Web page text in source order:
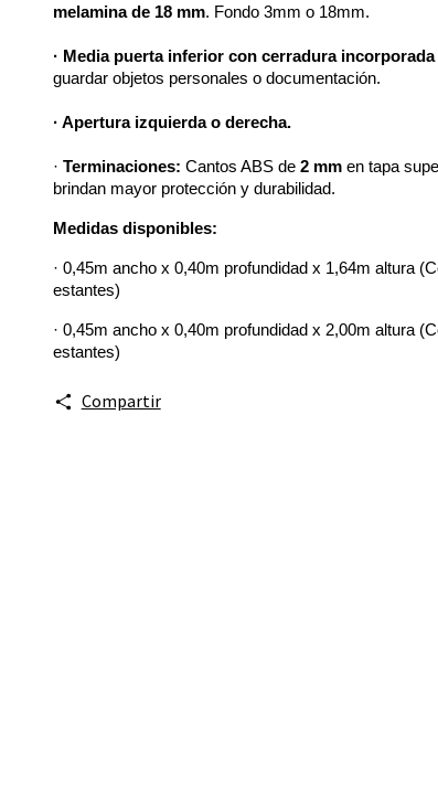
melamina de 18 mm. Fondo 3mm o 18mm.
· Media puerta inferior con cerradura incorporada
guardar objetos personales o documentación.
· Apertura izquierda o derecha.
· Terminaciones: Cantos ABS de 2 mm en tapa
brindan mayor protección y durabilidad.
Medidas disponibles:
· 0,45m ancho x 0,40m profundidad x 1,64m altura
estantes)
· 0,45m ancho x 0,40m profundidad x 2,00m altura
estantes)
Compartir